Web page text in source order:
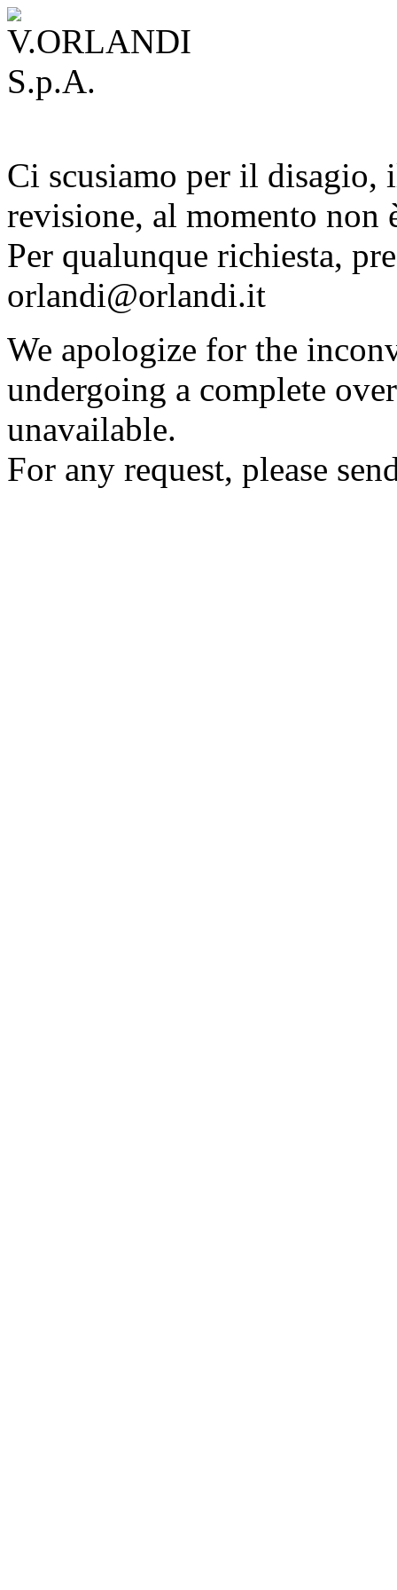
Ci scusiamo per il disagio,
revisione, al momento non
Per qualunque richiesta,
orlandi@orlandi.it
We apologize for the
undergoing a complete
unavailable.
For any request, please